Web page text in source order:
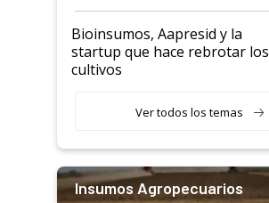
Bioinsumos, Aapresid y la
startup que hace rebrotar los
cultivos
Ver todos los temas
Insumos Agropecuarios